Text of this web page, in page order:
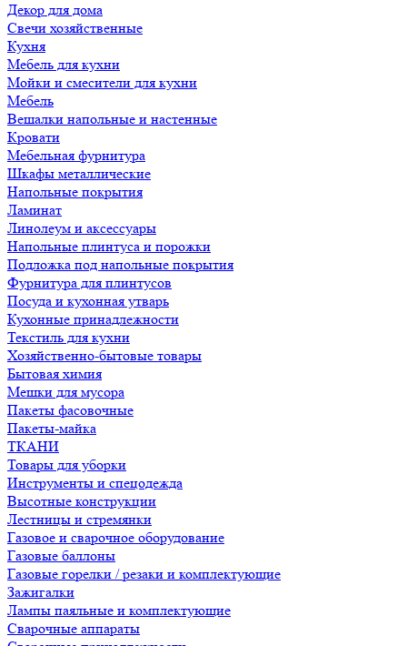
Декор для дома
Свечи хозяйственные
Кухня
Мебель для кухни
Мойки и смесители для кухни
Мебель
Вешалки напольные и настенные
Кровати
Мебельная фурнитура
Шкафы металлические
Напольные покрытия
Ламинат
Линолеум и аксессуары
Напольные плинтуса и порожки
Подложка под напольные покрытия
Фурнитура для плинтусов
Посуда и кухонная утварь
Кухонные принадлежности
Текстиль для кухни
Хозяйственно-бытовые товары
Бытовая химия
Мешки для мусора
Пакеты фасовочные
Пакеты-майка
ТКАНИ
Товары для уборки
Инструменты и спецодежда
Высотные конструкции
Лестницы и стремянки
Газовое и сварочное оборудование
Газовые баллоны
Газовые горелки / резаки и комплектующие
Зажигалки
Лампы паяльные и комплектующие
Сварочные аппараты